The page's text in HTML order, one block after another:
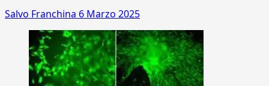
Salvo Franchina 6 Marzo 2025